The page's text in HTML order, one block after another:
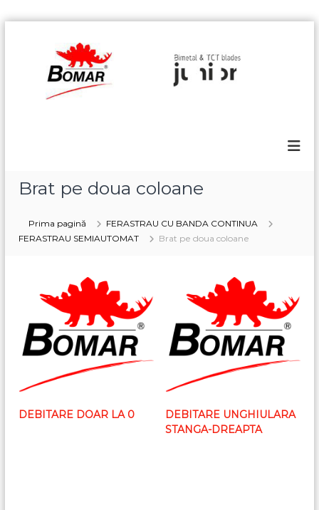
Brat pe doua coloane
Prima pagină
FERASTRAU CU BANDA CONTINUA
FERASTRAU SEMIAUTOMAT
Brat pe doua coloane
DEBITARE DOAR LA 0
DEBITARE UNGHIULARA
STANGA-DREAPTA